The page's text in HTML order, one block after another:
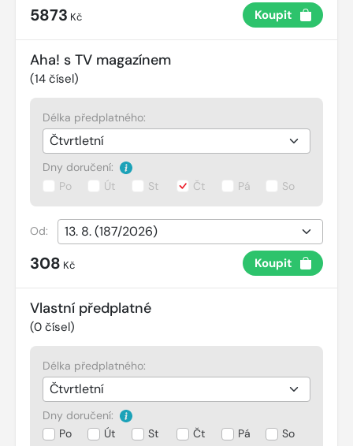
5873 Kč Koupit
Aha! s TV magazínem
(14 čísel)
Délka předplatného:
Dny doručení:
Po
Út St Čt Pá So
Od:
308 Kč Koupit
Vlastní předplatné
(0 čísel)
Délka předplatného:
Dny doručení:
Po
Út St Čt Pá So